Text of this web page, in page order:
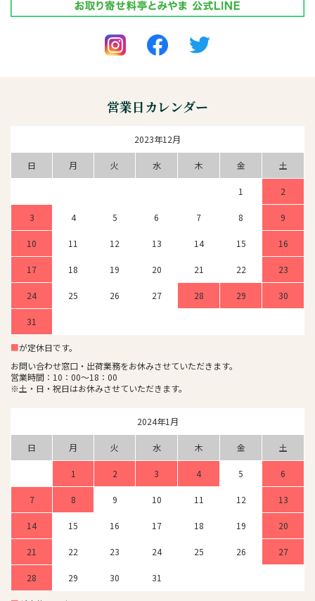
営業日カレンダー
2023年12月
日 月 火 水 木 金 土
1 2
3 4 5 6 7 8 9
10 11 12 13 14 15 16
17 18 19 20 21 22 23
24 25 26 27 28 29 30
31
■が定休日です。
お問い合わせ窓口・出荷業務をお休みさせていただきます。
営業時間：10：00～18：00
※土・日・祝日はお休みさせていただきます。
2024年1月
日 月 火 水 木 金 土
1 2 3 4 5 6
7 8 9 10 11 12 13
14 15 16 17 18 19 20
21 22 23 24 25 26 27
28 29 30 31